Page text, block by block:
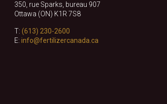
350, rue Sparks, bureau 907
Ottawa (ON) K1R 7S8
T: (613) 230-2600
E: info@fertilizercanada.ca